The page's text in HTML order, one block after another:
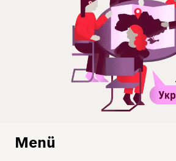
Veranstaltungen
Robert
Bosch
Menü